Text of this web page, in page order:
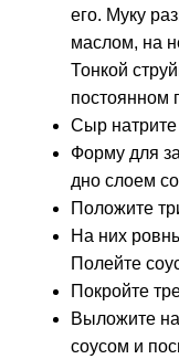
его. Муку
маслом, на
Тонкой
постоянном
Сыр натрите
Форму для
дно слоем
Положите
На них
Полейте
Покройте
Выложите
соусом и